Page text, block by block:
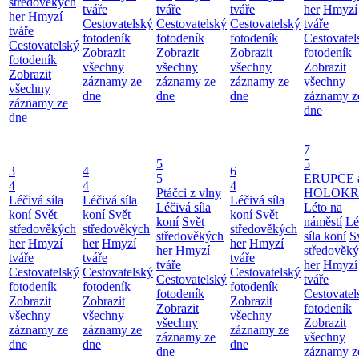
her Hmyzí
tváře
Cestovatelský
fotodeník
Zobrazit
všechny
záznamy ze
dne
tváře
Cestovatelský
fotodeník
Zobrazit
všechny
záznamy ze
dne
tváře
Cestovatelský
fotodeník
Zobrazit
všechny
záznamy ze
dne
tváře
Cestovatelský
fotodeník
Zobrazit
všechny
záznamy ze
dne
her Hmyzí
tváře
fotodeník
Zobrazit
všechny
záznamy
dne
3
4
Léčivá síla
koní Svět
středověkých
her Hmyzí
tváře
Cestovatelský
fotodeník
Zobrazit
všechny
záznamy ze
dne
4
4
Léčivá síla
koní Svět
středověkých
her Hmyzí
tváře
Cestovatelský
fotodeník
Zobrazit
všechny
záznamy ze
dne
5
5
Ptáčci z vlny
Léčivá síla
koní Svět
středověkých
her Hmyzí
tváře
Cestovatelský
fotodeník
Zobrazit
všechny
záznamy ze
dne
6
4
Léčivá síla
koní Svět
středověkých
her Hmyzí
tváře
Cestovatelský
fotodeník
Zobrazit
všechny
záznamy ze
dne
7
5
ERUPCE
Léto na
náměstí
síla koní
her Hmyzí
tváře
fotodeník
Zobrazit
všechny
záznamy